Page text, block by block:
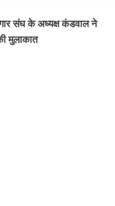
संघ के अध्यक्ष कंडवाल ने
मुलाकात